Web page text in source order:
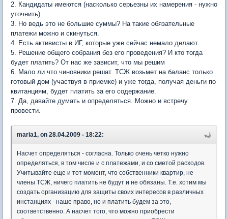
2. Кандидаты имеются (насколько серьезны их намерения - нужно
уточнить)
3. Но ведь это не большие суммы? На такие обязательные
платежи можно и скинуться.
4. Есть активисты в ИГ, которые уже сейчас немало делают.
5. Решение общего собрания без его проведения? И кто тогда
будет платить? От нас же зависит, что мы решим
6. Мало ли что чиновники решат. ТСЖ возьмет на баланс только
готовый дом (участвуя в приемке) и уже тогда, получая деньги по
квитанциям, будет платить за его содержание.
7. Да, давайте думать и определяться. Можно и встречу
провести.
maria1, on 28.04.2009 - 18:22:
Насчет определяться - согласна. Только очень четко нужно
определяться, в том числе и с платежами, и со сметой расходов.
Учитывайте еще и тот момент, что собственники квартир, не
члены ТСЖ, ничего платить не будут и не обязаны. Т.е. хотим мы
создать организацию для защиты своих интересов в различных
инстанциях - наше право, но и платить будем за это,
соответственно. А насчет того, что можно приобрести